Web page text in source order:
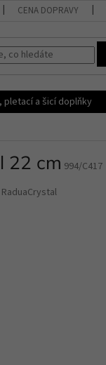
CENA DOPRAVY
pletací a šicí doplňky
22 cm 994/C417
RaduaCrystal